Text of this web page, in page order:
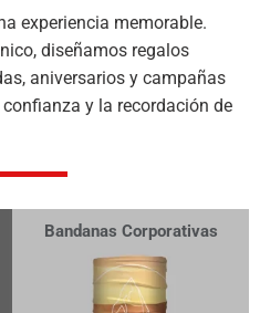
experiencia memorable.
diseñamos regalos
aniversarios y campañas
y la recordación de
Bandanas Corporativas